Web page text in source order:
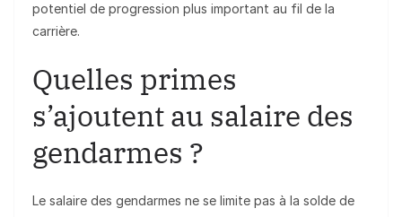
potentiel de progression plus important au fil de la
carrière.
Quelles primes
s’ajoutent au salaire des
gendarmes ?
Le salaire des gendarmes ne se limite pas à la solde de